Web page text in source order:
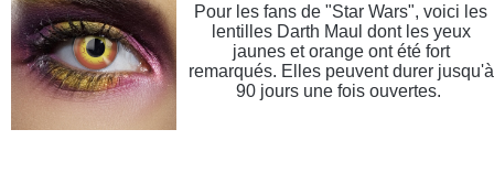
Pour les fans de "Star Wars", voici les
lentilles Darth Maul dont les yeux
jaunes et orange ont été fort
remarqués. Elles peuvent durer jusqu'à
90 jours une fois ouvertes.